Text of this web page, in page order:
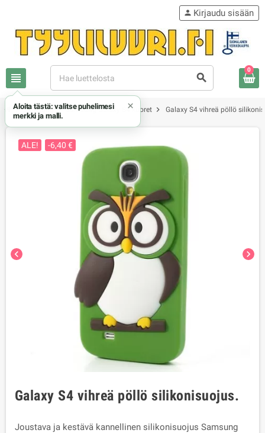
view_headline search
person Kirjaudu sisään
0
chevron_rightSamsung chevron_rightSamsung Galaxy S4 kuoret chevron_right Galaxy S4 vihreä pöllö
chevron_left chevron_right
ALE! -6,40 €
Galaxy S4 vihreä pöllö silikonisuojus.
Joustava ja kestävä kannellinen silikonisuojus Samsung
Aloita tästä: valitse puhelimesi
merkki ja malli.
×